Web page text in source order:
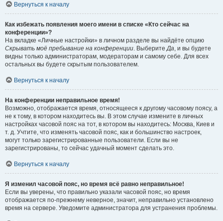
Вернуться к началу
Как избежать появления моего имени в списке «Кто сейчас на
конференции»?
На вкладке «Личные настройки» в личном разделе вы найдёте опцию
Скрывать моё пребывание на конференции. ВыберитеДа, и вы будете
видны только администраторам, модераторам и самому себе. Для всех
остальных вы будете скрытым пользователем.
Вернуться к началу
На конференции неправильное время!
Возможно, отображается время, относящееся к другому часовому поясу, а
не к тому, в котором находитесь вы. В этом случае измените в личных
настройках часовой пояс на тот, в котором вы находитесь: Москва, Киев и
т. д. Учтите, что изменять часовой пояс, как и большинство настроек,
могут только зарегистрированные пользователи. Если вы не
зарегистрированы, то сейчас удачный момент сделать это.
Вернуться к началу
Я изменил часовой пояс, но время всё равно неправильное!
Если вы уверены, что правильно указали часовой пояс, но время
отображается по-прежнему неверное, значит, неправильно установлено
время на сервере. Уведомите администратора для устранения проблемы.